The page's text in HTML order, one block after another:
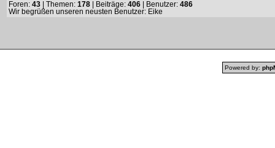
Foren: 43 | Themen: 178 | Beiträge: 406 | Benutzer: 486
Wir begrüßen unseren neusten Benutzer: Eike
Powered by: